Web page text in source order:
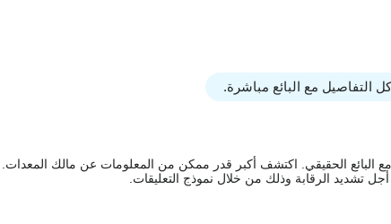
التفاصيل مع البائع مباشرة.
البائع الحقيقي. اكتشف أكبر قدر ممكن من المعلومات عن مالك
الرقابة وذلك من خلال نموذج التعليقات.